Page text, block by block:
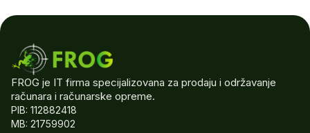
FROG je IT firma specijalizovana za prodaju i održavanje
računara i računarske opreme.
PIB: 112882418
MB: 21759902